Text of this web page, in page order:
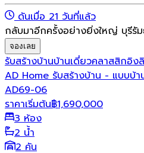
ดันเมื่อ 21 วันที่แล้ว
กลับมาอีกครั้งอย่างยิ่งใหญ่ บุรีรั
จองเลย
รับสร้างบ้านบ้านเดี่ยวคลาสสิกอิง
AD Home รับสร้างบ้าน - แบบบ้
AD69-06
ราคาเริ่มต้น฿1,690,000
3 ห้อง
2 น้ำ
2 คัน